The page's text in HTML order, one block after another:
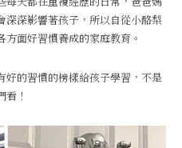
深影響著孩子，所以自從小酪梨
面好習慣養成的家庭教育。
好的習慣的榜樣給孩子學習，不是
！